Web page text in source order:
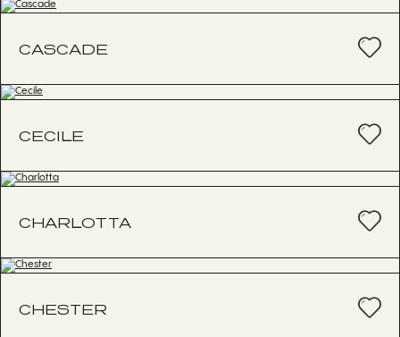
CASCADE
CECILE
CHARLOTTA
CHESTER